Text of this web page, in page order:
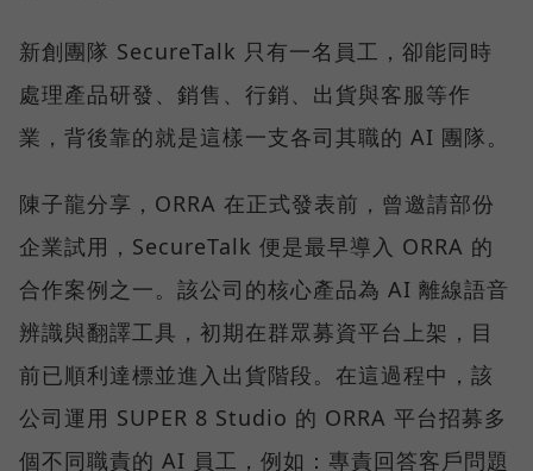
新創團隊 SecureTalk 只有一名員工，卻能同時
處理產品研發、銷售、行銷、出貨與客服等作
業，背後靠的就是這樣一支各司其職的 AI 團隊。
陳子龍分享，ORRA 在正式發表前，曾邀請部份
企業試用，SecureTalk 便是最早導入 ORRA 的
合作案例之一。該公司的核心產品為 AI 離線語音
辨識與翻譯工具，初期在群眾募資平台上架，目
前已順利達標並進入出貨階段。在這過程中，該
公司運用 SUPER 8 Studio 的 ORRA 平台招募多
個不同職責的 AI 員工，例如：專責回答客戶問題